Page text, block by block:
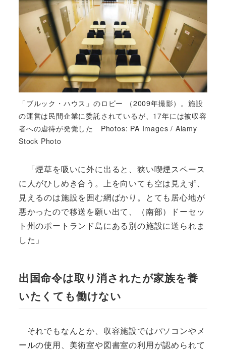
「ブルック・ハウス」のロビー （2009年撮影）。施設
の運営は民間企業に委託されているが、17年には被収容
者への虐待が発覚した Photos: PA Images / Alamy
Stock Photo
「煙草を吸いに外に出ると、狭い喫煙スペース
に人がひしめき合う。上を向いても空は見えず、
見えるのは施設を囲む網ばかり。とても居心地が
悪かったので移送を願い出て、（南部）ドーセッ
ト州のポートランド島にある別の施設に送られま
した」
出国命令は取り消されたが家族を養
いたくても働けない
それでもなんとか、収容施設ではパソコンやメ
ールの使用、美術室や図書室の利用が認められて